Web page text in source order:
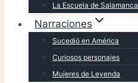
La Escuela de Salamanca
Narraciones
Sucedió en América
Curiosos personajes
Mujeres de Leyenda